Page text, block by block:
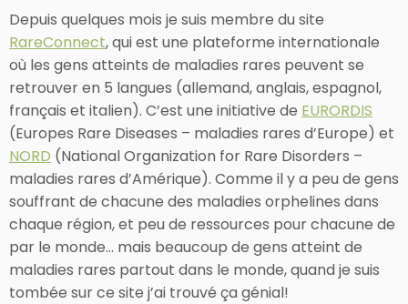
Depuis quelques mois je suis membre du site
RareConnect, qui est une plateforme internationale
où les gens atteints de maladies rares peuvent se
retrouver en 5 langues (allemand, anglais, espagnol,
français et italien). C’est une initiative de EURORDIS
(Europes Rare Diseases – maladies rares d’Europe) et
NORD (National Organization for Rare Disorders –
maladies rares d’Amérique). Comme il y a peu de gens
souffrant de chacune des maladies orphelines dans
chaque région, et peu de ressources pour chacune de
par le monde… mais beaucoup de gens atteint de
maladies rares partout dans le monde, quand je suis
tombée sur ce site j’ai trouvé ça génial!